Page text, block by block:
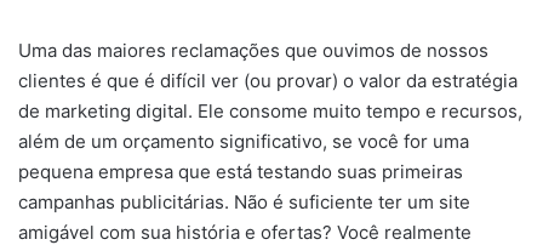
Uma das maiores reclamações que ouvimos de nossos
clientes é que é difícil ver (ou provar) o valor da estratégia
de marketing digital. Ele consome muito tempo e recursos,
além de um orçamento significativo, se você for uma
pequena empresa que está testando suas primeiras
campanhas publicitárias. Não é suficiente ter um site
amigável com sua história e ofertas? Você realmente